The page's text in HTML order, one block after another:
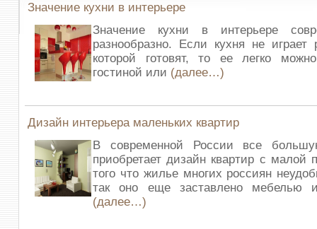
Значение кухни в интерьере
Значение кухни в интерьере
разнообразно. Если кухня не
которой готовят, то ее легко
гостиной или (далее…)
Дизайн интерьера маленьких квартир
В современной России все
приобретает дизайн квартир с
того что жилье многих россиян
так оно еще заставлено мебелью
(далее…)